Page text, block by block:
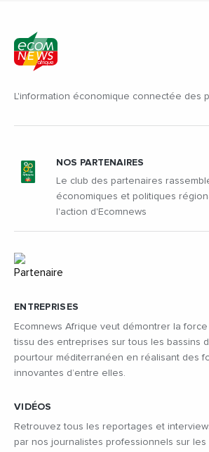
L'information économique connectée des
ENTREPRISES
Ecomnews Afrique veut démontrer la
tissu des entreprises sur tous les bassins
pourtour méditerranéen en réalisant des
innovantes d’entre elles.
VIDÉOS
Retrouvez tous les reportages et
par nos journalistes professionnels sur les
NOS PARTENAIRES
Le club des partenaires
économiques et politiques
l'action d'Ecomnews